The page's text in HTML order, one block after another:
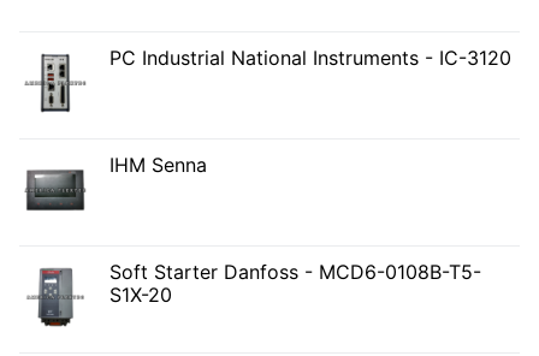
PC Industrial National Instruments - IC-3120
IHM Senna
Soft Starter Danfoss - MCD6-0108B-T5-
S1X-20